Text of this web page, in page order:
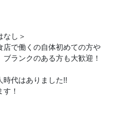
なし＞
店で働くの自体初めての方や
ランクのある方も大歓迎！
時代はありました!!
！